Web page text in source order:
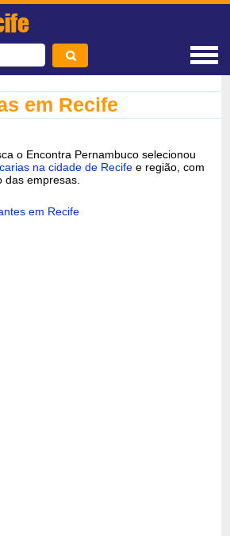
em Recife
o Encontra Pernambuco selecionou
na cidade de Recife e região, com
das empresas.
em Recife